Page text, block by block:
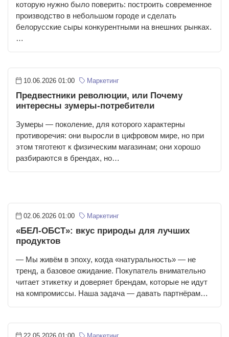
которую нужно было поверить: построить современное
производство в небольшом городе и сделать
белорусские сыры конкурентными на внешних рынках.
…
10.06.2026 01:00 Маркетинг
Предвестники революции, или Почему
интересны зумеры-потребители
Зумеры — поколение, для которого характерны
противоречия: они выросли в цифровом мире, но при
этом тяготеют к физическим магазинам; они хорошо
разбираются в брендах, но…
02.06.2026 01:00 Маркетинг
«БЕЛ-ОБСТ»: вкус природы для лучших
продуктов
— Мы живём в эпоху, когда «натуральность» — не
тренд, а базовое ожидание. Покупатель внимательно
читает этикетку и доверяет брендам, которые не идут
на компромиссы. Наша задача — давать партнёрам…